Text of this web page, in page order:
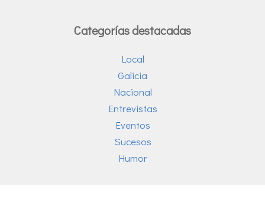
Categorías destacadas
Local
Galicia
Nacional
Entrevistas
Eventos
Sucesos
Humor